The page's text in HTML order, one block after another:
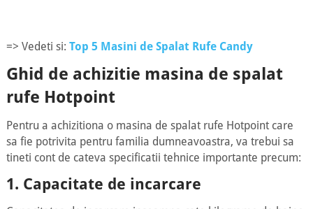
=> Vedeti si: Top 5 Masini de Spalat Rufe Candy
Ghid de achizitie masina de spalat
rufe Hotpoint
Pentru a achizitiona o masina de spalat rufe Hotpoint care
sa fie potrivita pentru familia dumneavoastra, va trebui sa
tineti cont de cateva specificatii tehnice importante precum:
1. Capacitate de incarcare